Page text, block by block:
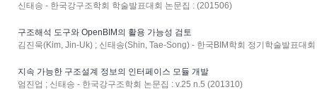
신태송 - 한국강구조학회 학술발표대회 논문집 : (201506)
구조해석 도구와 OpenBIM의 활용 가능성 검토
김진욱(Kim, Jin-Uk) ; 신태송(Shin, Tae-Song) - 한국BIM학회 정기학술발표대
지속 가능한 구조설계 정보의 인터페이스 모듈 개발
엄진업 ; 신태송 - 한국강구조학회 논문집 : v.25 n.5 (201310)